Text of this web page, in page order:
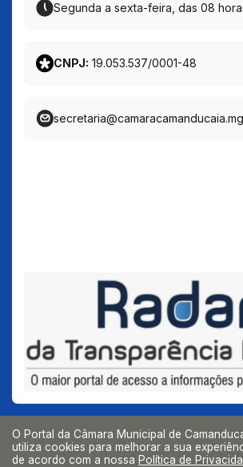
Segunda a sexta-feira, das 08
CNPJ: 19.053.537/0001-48
O Portal da Câmara Municipal de
utiliza cookies para melhorar a sua
de acordo com a nossa Política de